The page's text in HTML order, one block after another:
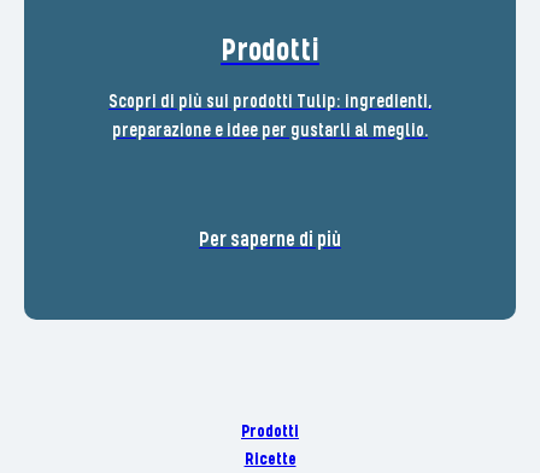
Prodotti
Scopri di più sui prodotti Tulip: ingredienti,
preparazione e idee per gustarli al meglio.
Per saperne di più
Prodotti
Ricette